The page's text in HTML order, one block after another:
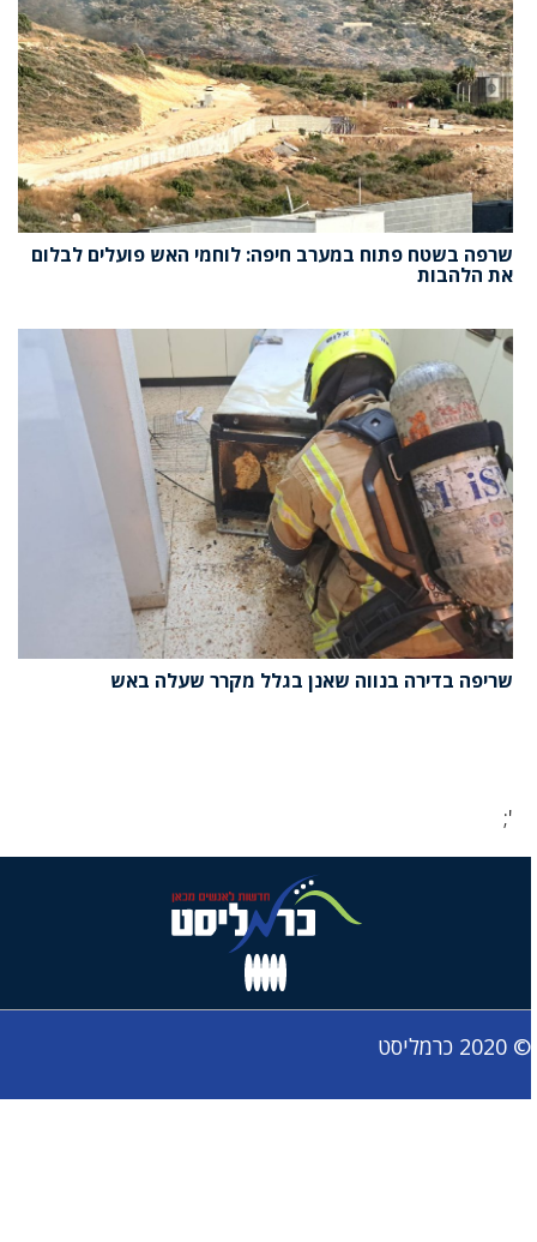
שרפה בשטח פתוח במערב חיפה: לוחמי האש פועלים לבלום
את הלהבות
שריפה בדירה בנווה שאנן בגלל מקרר שעלה באש
';
© 2020 כרמליסט